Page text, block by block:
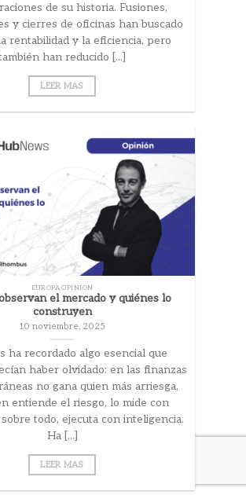
de su historia. Fusiones,
y cierres de oficinas han buscado
rentabilidad y la eficiencia, pero
han reducido [...]
LEER MAS
EUROPA OPINION
el mercado y quiénes lo
construyen
10 noviembre, 2025
ha recordado algo esencial que
haber olvidado: en las finanzas
no gana quien más arriesga,
entiende el riesgo, lo mide con
todo, ejecuta con inteligencia.
Ha [...]
LEER MAS